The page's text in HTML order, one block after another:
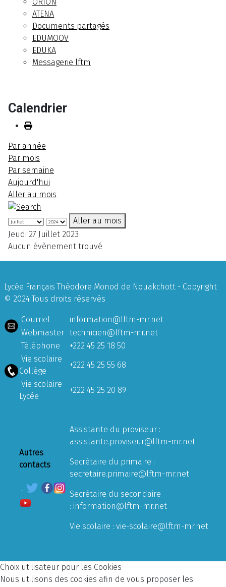
ATENA
Documents partagés
EDUMOOV
EDUKA
Messagerie lftm
Calendrier
Par année
Par mois
Par semaine
Aujourd'hui
Aller au mois
Aller au mois
Jeudi 27 Juillet 2023
Aucun évènement trouvé
Lycée Français Théodore Monod de Nouakchott - Copyright
© 2024 Tous droits réservés
Courriel
information@lftm-mr.net
Webmaster technicien@lftm-mr.net
Téléphone
+222 45 25 18 50
Vie scolaire
Collège
+222 45 25 55 68
Vie scolaire
Lycée
+222 45 25 20 89
Autres
contacts
Assistante du proviseur :
assistante.proviseur@lftm-mr.net
Secrétaire du primaire :
secretaire.primaire@lftm-mr.net
Secrétaire du secondaire
: information@lftm-mr.net
Vie scolaire : vie-scolaire@lftm-mr.net
Choix utilisateur pour les Cookies
Nous utilisons des cookies afin de vous proposer les